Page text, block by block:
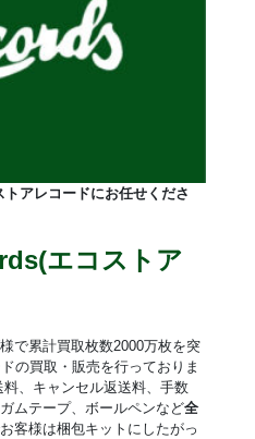
アレコードにお任せくださ
エコストア
で累計買取枚数2000万枚を突
の買取・販売を行っておりま
、キャンセル返送料、手数
ムテープ、ボールペンなど全
客様は梱包キットにしたがっ